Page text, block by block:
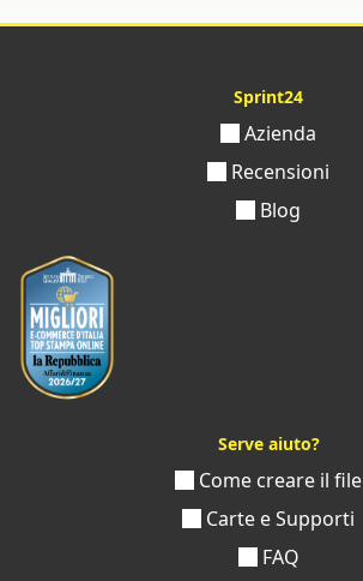
Sprint24
Azienda
Recensioni
Blog
Serve aiuto?
Come creare il file
Carte e Supporti
FAQ